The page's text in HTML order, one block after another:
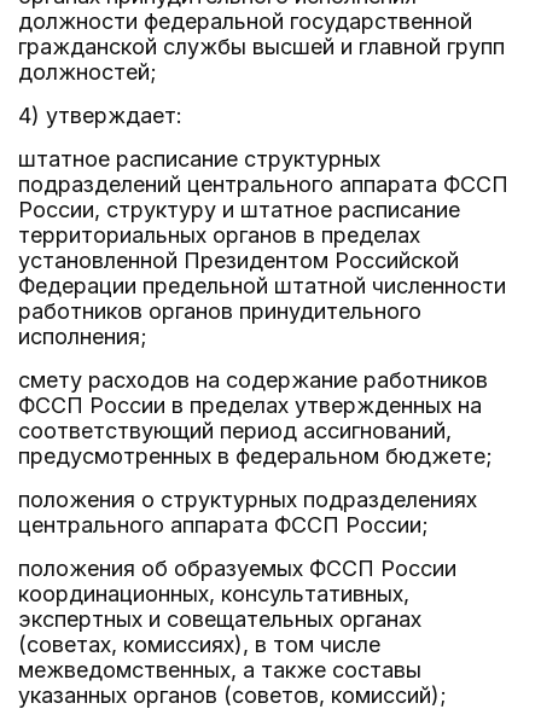
должности федеральной государственной
гражданской службы высшей и главной групп
должностей;
4) утверждает:
штатное расписание структурных
подразделений центрального аппарата ФССП
России, структуру и штатное расписание
территориальных органов в пределах
установленной Президентом Российской
Федерации предельной штатной численности
работников органов принудительного
исполнения;
смету расходов на содержание работников
ФССП России в пределах утвержденных на
соответствующий период ассигнований,
предусмотренных в федеральном бюджете;
положения о структурных подразделениях
центрального аппарата ФССП России;
положения об образуемых ФССП России
координационных, консультативных,
экспертных и совещательных органах
(советах, комиссиях), в том числе
межведомственных, а также составы
указанных органов (советов, комиссий);